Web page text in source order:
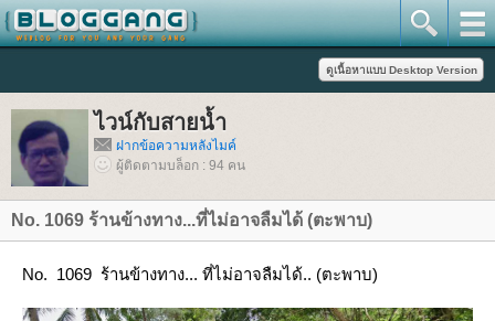
ไวน์กับสายน้ำ
ฝากข้อความหลังไมค์
ผู้ติดตามบล็อก : 94 คน
No. 1069 ร้านข้างทาง...ที่ไม่อาจลืมได้ (ตะพาบ)
No. 1069 ร้านข้างทาง... ที่ไม่อาจลืมได้.. (ตะพาบ)